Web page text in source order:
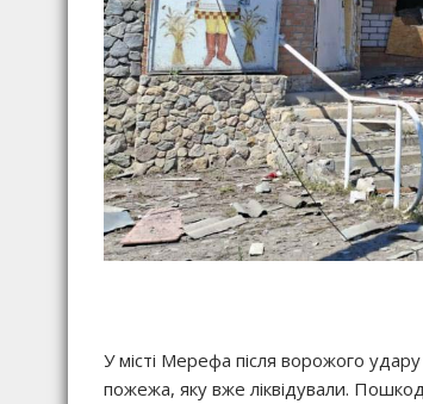
У місті Мерефа після ворожого
пожежа, яку вже ліквідували.